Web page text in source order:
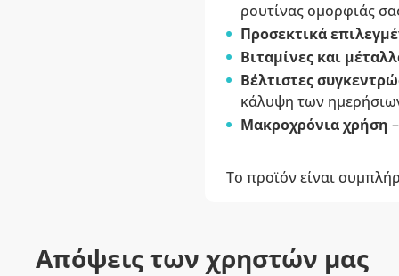
ρουτίνας ομορφιάς
Προσεκτικά
Βιταμίνες και
Βέλτιστες
κάλυψη των
Μακροχρόνια χρήση
Το προϊόν είναι
Απόψεις των χρηστών μας